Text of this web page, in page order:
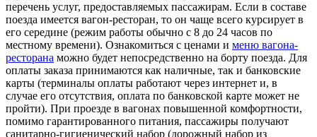
перечень услуг, предоставляемых пассажирам. Если в составе
поезда имеется вагон-ресторан, то он чаще всего курсирует в
его середине (режим работы обычно с 8 до 24 часов по
местному времени). Ознакомиться с ценами и меню вагона-
ресторана можно будет непосредственно на борту поезда. Для
оплаты заказа принимаются как наличные, так и банковские
карты (терминалы оплаты работают через интернет и, в
случае его отсутствия, оплата по банковской карте может не
пройти). При проезде в вагонах повышенной комфортности,
помимо гарантированного питания, пассажиры получают
санитарно-гигиенический набор (дорожный набор из